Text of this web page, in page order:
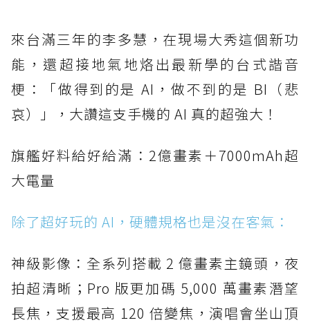
來台滿三年的李多慧，在現場大秀這個新功
能，還超接地氣地烙出最新學的台式諧音
梗：「做得到的是 AI，做不到的是 BI（悲
哀）」，大讚這支手機的 AI 真的超強大！
旗艦好料給好給滿：2億畫素＋7000mAh超
大電量
除了超好玩的 AI，硬體規格也是沒在客氣：
神級影像：全系列搭載 2 億畫素主鏡頭，夜
拍超清晰；Pro 版更加碼 5,000 萬畫素潛望
長焦，支援最高 120 倍變焦，演唱會坐山頂